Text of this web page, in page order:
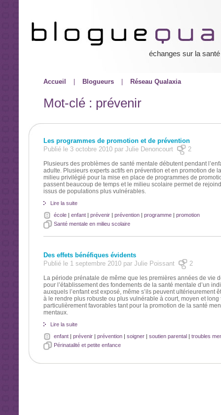
échanges sur la
Accueil Blogueurs Réseau Qualaxia
Mot-clé : prévenir
Les programmes de promotion et de prévention
Publié le 3 octobre 2010 par Julie Denoncourt
2
Plusieurs des problèmes de santé mentale débutent pendant
adulte. Plusieurs experts actifs en prévention et en promotion de
milieu privilégié pour la mise en place de programmes de
passent beaucoup de temps et le milieu scolaire permet de
issus de populations plus vulnérables.
Lire la suite
école| enfant| prévenir| prévention| programme| promotion
Santé mentale en milieu scolaire
Des effets bénéfiques évidents
Publié le 1 septembre 2010 par Julie Poissant
2
La période prénatale de même que les premières années de vie
pour l’établissement des fondements de la santé mentale d’un
auxquels l’enfant est exposé, même s’ils peuvent ultérieurement
à le rendre plus robuste ou plus vulnérable à court, moyen et
particulièrement favorables tant pour la promotion de la santé
mentaux.
Lire la suite
enfant| prévenir| prévention| soigner| soutien parental| troubles
Périnatalité et petite enfance